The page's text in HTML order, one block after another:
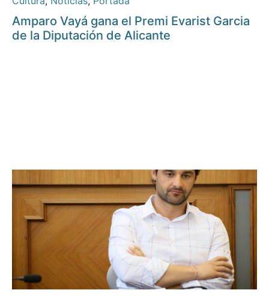
Amparo Vayá gana el Premi Evarist Garcia
de la Diputación de Alicante